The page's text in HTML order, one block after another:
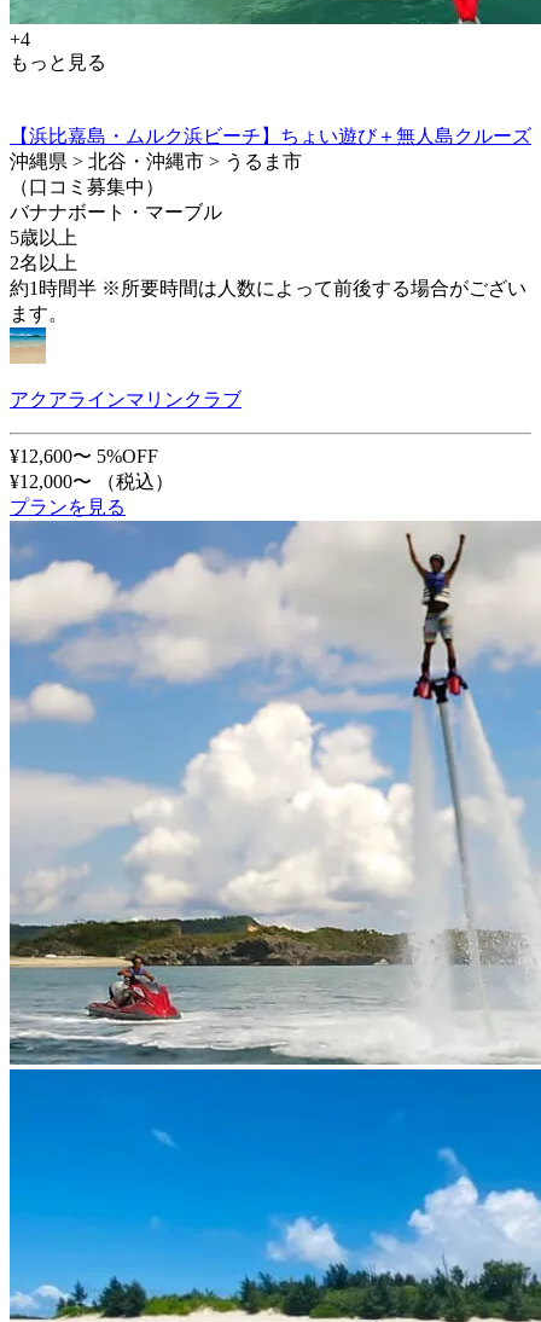
+4
もっと見る
【浜比嘉島・ムルク浜ビーチ】ちょい遊び＋無人島クルーズ
沖縄県 > 北谷・沖縄市 > うるま市
（口コミ募集中）
バナナボート・マーブル
5歳以上
2名以上
約1時間半 ※所要時間は人数によって前後する場合がござい
ます。
アクアラインマリンクラブ
¥12,600〜 5%OFF
¥12,000〜
（税込）
プランを見る